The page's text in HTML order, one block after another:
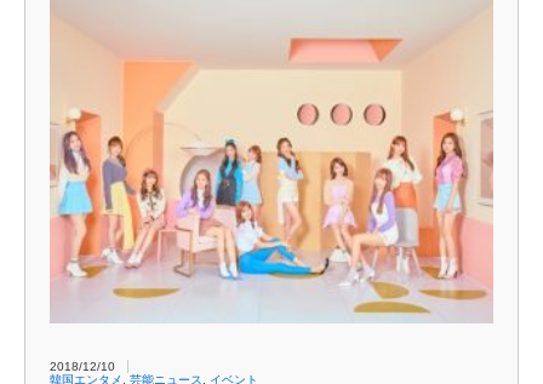
2018/12/10
韓国エンタメ
芸能ニュース イベント